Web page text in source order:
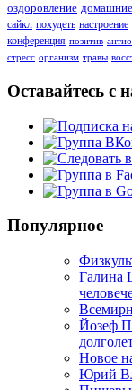
оздоровление
сайкл похудеть настроение
конференция позитив
стресс организм травы
Оставайтесь с
Популярное
Галина
Йозеф
Новое
Юрий